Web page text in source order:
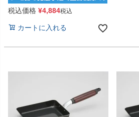
税込価格 ¥4,884税込
カートに入れる